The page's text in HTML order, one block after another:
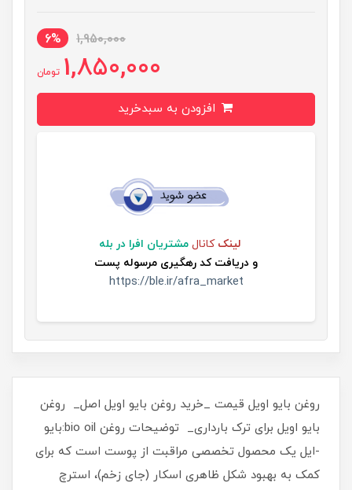
1,950,000
6%
1,850,000 تومان
لینک کانال مشتریان افرا در بله
و دریافت کد رهگیری مرسوله پست
https://ble.ir/afra_market
روغن بایو اویل قیمت _خرید روغن بایو اویل اصل_ روغن
بایو اویل برای ترک بارداری_ توضیحات روغن bio oil:بایو
-ایل یک محصول تخصصی مراقبت از پوست است که برای
کمک به بهبود شکل ظاهری اسکار (جای زخم)، استرچ